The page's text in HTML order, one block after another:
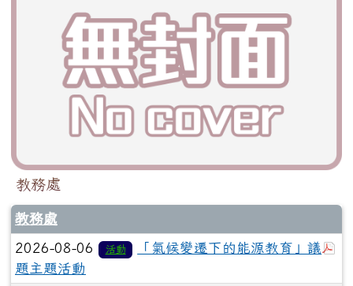
教務處
教務處
2026-08-06 活動
「氣候變遷下的能源教育」議
題主題活動